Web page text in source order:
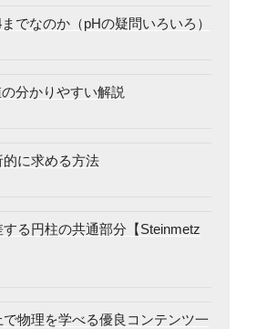
でなのか（pHの疑問いろいろ）
分かりやすい解説
に求める方法
する円柱の共通部分【Steinmetz
で物理を学べる優良コンテンツ一